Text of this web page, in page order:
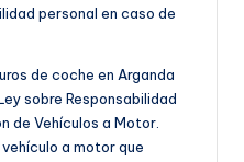
personal en caso de
de coche en Arganda
sobre Responsabilidad
de Vehículos a Motor.
a motor que